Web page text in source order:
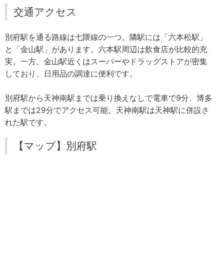
交通アクセス
別府駅を通る路線は七隈線の一つ。隣駅には「六本松駅」
と「金山駅」があります。六本駅周辺は飲食店が比較的充
実。一方、金山駅近くはスーパーやドラッグストアが密集
しており、日用品の調達に便利です。
別府駅から天神南駅までは乗り換えなしで電車で9分、博多
駅までは29分でアクセス可能。天神南駅は天神駅に併設さ
れた駅です。
【マップ】別府駅